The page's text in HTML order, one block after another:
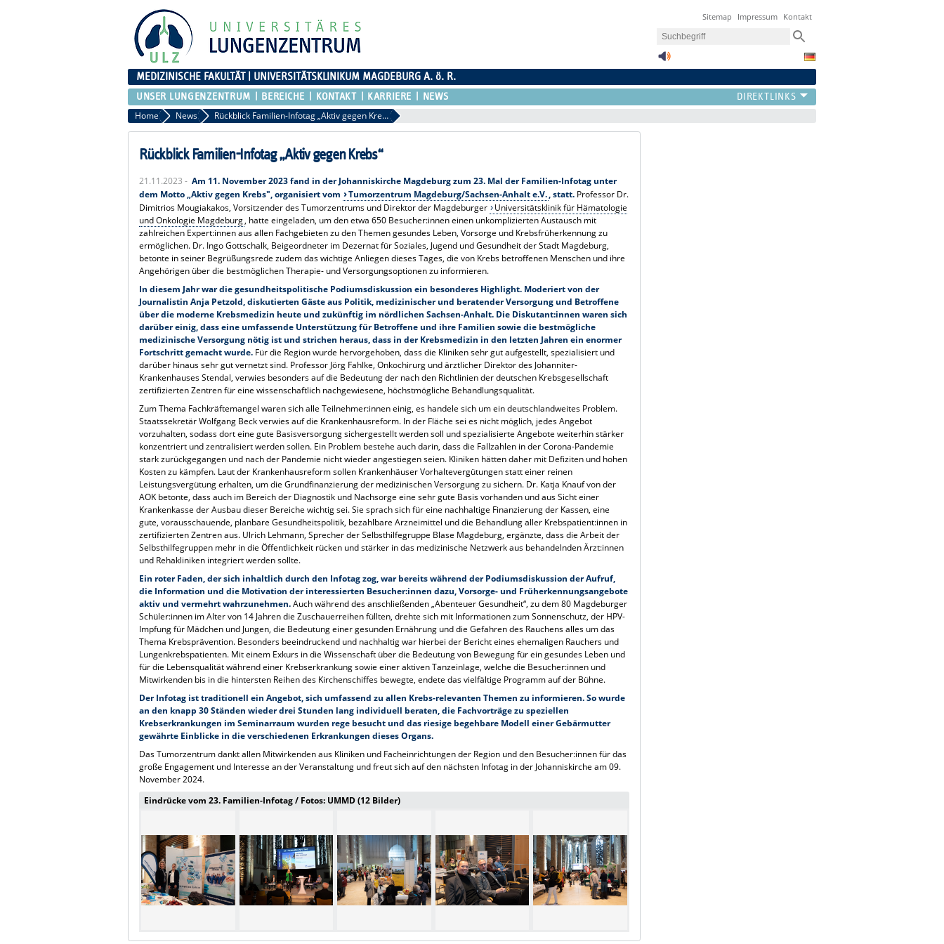
Sitemap Impressum Kontakt
MEDIZINISCHE FAKULTÄT | UNIVERSITÄTSKLINIKUM MAGDEBURG A. ö. R.
UNSER LUNGENZENTRUM BEREICHE KONTAKT KARRIERE NEWS
Home News Rückblick Familien-Infotag „Aktiv gegen Krebs“
Rückblick Familien-Infotag „Aktiv gegen Krebs“
21.11.2023 -Am 11. November 2023 fand in der Johanniskirche Magdeburg zum 23. Mal der Familien-Infotag unter
dem Motto „Aktiv gegen Krebs", organisiert vom
Tumorzentrum Magdeburg/Sachsen-Anhalt e.V., statt.Professor Dr.
Dimitrios Mougiakakos, Vorsitzender des Tumorzentrums und Direktor der Magdeburger
Universitätsklinik für Hämatologie
und Onkologie Magdeburg, hatte eingeladen, um den etwa 650 Besucher:innen einen unkomplizierten Austausch mit
zahlreichen Expert:innen aus allen Fachgebieten zu den Themen gesundes Leben, Vorsorge und Krebsfrüherkennung zu
ermöglichen. Dr. Ingo Gottschalk, Beigeordneter im Dezernat für Soziales, Jugend und Gesundheit der Stadt Magdeburg,
betonte in seiner Begrüßungsrede zudem das wichtige Anliegen dieses Tages, die von Krebs betroffenen Menschen und ihre
Angehörigen über die bestmöglichen Therapie- und Versorgungsoptionen zu informieren.
In diesem Jahr war die gesundheitspolitische Podiumsdiskussion ein besonderes Highlight. Moderiert von der
Journalistin Anja Petzold, diskutierten Gäste aus Politik, medizinischer und beratender Versorgung und Betroffene
über die moderne Krebsmedizin heute und zukünftig im nördlichen Sachsen-Anhalt. Die Diskutant:innen waren sich
darüber einig, dass eine umfassende Unterstützung für Betroffene und ihre Familien sowie die bestmögliche
medizinische Versorgung nötig ist und strichen heraus, dass in der Krebsmedizin in den letzten Jahren ein enormer
Fortschritt gemacht wurde. Für die Region wurde hervorgehoben, dass die Kliniken sehr gut aufgestellt, spezialisiert und
darüber hinaus sehr gut vernetzt sind. Professor Jörg Fahlke, Onkochirurg und ärztlicher Direktor des Johanniter-
Krankenhauses Stendal, verwies besonders auf die Bedeutung der nach den Richtlinien der deutschen Krebsgesellschaft
zertifizierten Zentren für eine wissenschaftlich nachgewiesene, höchstmögliche Behandlungsqualität.
Zum Thema Fachkräftemangel waren sich alle Teilnehmer:innen einig, es handele sich um ein deutschlandweites Problem.
Staatssekretär Wolfgang Beck verwies auf die Krankenhausreform. In der Fläche sei es nicht möglich, jedes Angebot
vorzuhalten, sodass dort eine gute Basisversorgung sichergestellt werden soll und spezialisierte Angebote weiterhin stärker
konzentriert und zentralisiert werden sollen. Ein Problem bestehe auch darin, dass die Fallzahlen in der Corona-Pandemie
stark zurückgegangen und nach der Pandemie nicht wieder angestiegen seien. Kliniken hätten daher mit Defiziten und hohen
Kosten zu kämpfen. Laut der Krankenhausreform sollen Krankenhäuser Vorhaltevergütungen statt einer reinen
Leistungsvergütung erhalten, um die Grundfinanzierung der medizinischen Versorgung zu sichern. Dr. Katja Knauf von der
AOK betonte, dass auch im Bereich der Diagnostik und Nachsorge eine sehr gute Basis vorhanden und aus Sicht einer
Krankenkasse der Ausbau dieser Bereiche wichtig sei. Sie sprach sich für eine nachhaltige Finanzierung der Kassen, eine
gute, vorausschauende, planbare Gesundheitspolitik, bezahlbare Arzneimittel und die Behandlung aller Krebspatient:innen in
zertifizierten Zentren aus. Ulrich Lehmann, Sprecher der Selbsthilfegruppe Blase Magdeburg, ergänzte, dass die Arbeit der
Selbsthilfegruppen mehr in die Öffentlichkeit rücken und stärker in das medizinische Netzwerk aus behandelnden Ärzt:innen
und Rehakliniken integriert werden sollte.
Ein roter Faden, der sich inhaltlich durch den Infotag zog, war bereits während der Podiumsdiskussion der Aufruf,
die Information und die Motivation der interessierten Besucher:innen dazu, Vorsorge- und Früherkennungsangebote
aktiv und vermehrt wahrzunehmen.Auch während des anschließenden „Abenteuer Gesundheit“, zu dem 80 Magdeburger
Schüler:innen im Alter von 14 Jahren die Zuschauerreihen füllten, drehte sich mit Informationen zum Sonnenschutz, der HPV-
Impfung für Mädchen und Jungen, die Bedeutung einer gesunden Ernährung und die Gefahren des Rauchens alles um das
Thema Krebsprävention. Besonders beeindruckend und nachhaltig war hierbei der Bericht eines ehemaligen Rauchers und
Lungenkrebspatienten. Mit einem Exkurs in die Wissenschaft über die Bedeutung von Bewegung für ein gesundes Leben und
für die Lebensqualität während einer Krebserkrankung sowie einer aktiven Tanzeinlage, welche die Besucher:innen und
Mitwirkenden bis in die hintersten Reihen des Kirchenschiffes bewegte, endete das vielfältige Programm auf der Bühne.
Der Infotag ist traditionell ein Angebot, sich umfassend zu allen Krebs-relevanten Themen zu informieren. So wurde
an den knapp 30 Ständen wieder drei Stunden lang individuell beraten, die Fachvorträge zu speziellen
Krebserkrankungen im Seminarraum wurden rege besucht und das riesige begehbare Modell einer Gebärmutter
gewährte Einblicke in die verschiedenen Erkrankungen dieses Organs.
Das Tumorzentrum dankt allen Mitwirkenden aus Kliniken und Facheinrichtungen der Region und den Besucher:innen für das
große Engagement und Interesse an der Veranstaltung und freut sich auf den nächsten Infotag in der Johanniskirche am 09.
November 2024.
Eindrücke vom 23. Familien-Infotag / Fotos: UMMD (12 Bilder)